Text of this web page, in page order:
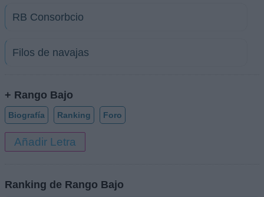
RB Consorbcio
Filos de navajas
+ Rango Bajo
Biografía Ranking Foro
Añadir Letra
Ranking de Rango Bajo